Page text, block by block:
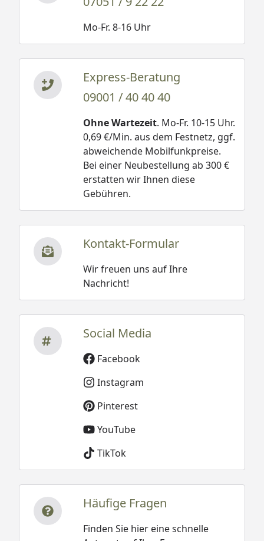
Mo-Fr. 8-16 Uhr
Express-Beratung
09001 / 40 40 40
Ohne Wartezeit. Mo-Fr. 10-15 Uhr.
0,69 €/Min. aus dem Festnetz, ggf.
abweichende Mobilfunkpreise.
Bei einer Neubestellung ab 300 €
erstatten wir Ihnen diese
Gebühren.
Kontakt-Formular
Wir freuen uns auf Ihre
Nachricht!
Social Media
Facebook
Instagram
Pinterest
YouTube
TikTok
Häufige Fragen
Finden Sie hier eine schnelle